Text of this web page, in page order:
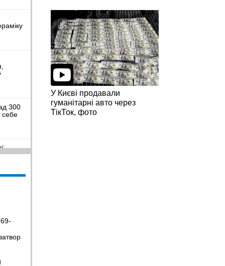
300
себе
та
щоб
У Києві продавали
гуманітарні авто через
ТікТок, фото